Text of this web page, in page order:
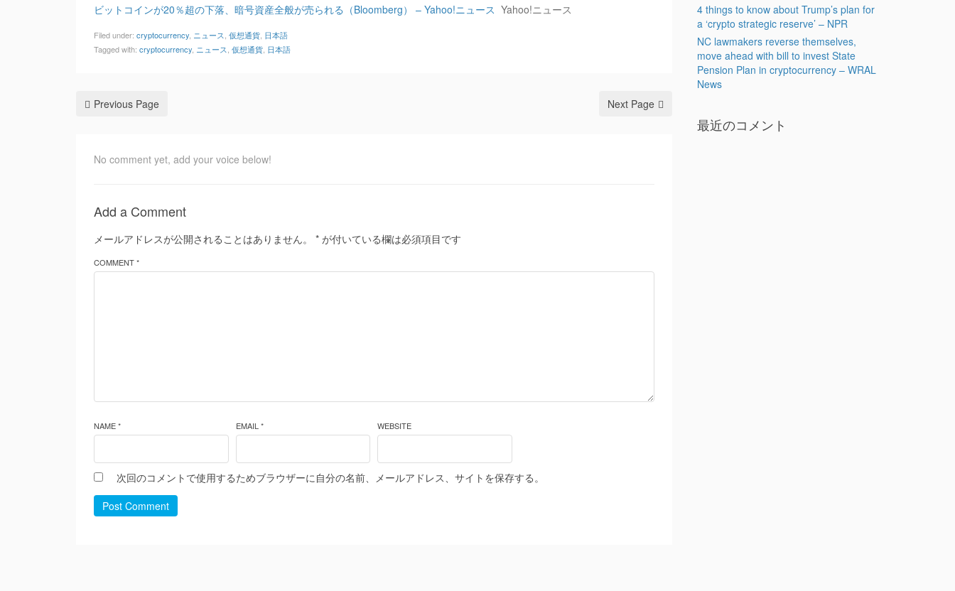
ビットコインが20％超の下落、暗号資産全般が売られる（Bloomberg） – Yahoo!ニュース Yahoo!ニュース
Filed under: cryptocurrency ニュース 仮想通貨 日本語
Tagged with: cryptocurrency ニュース 仮想通貨 日本語
Previous Page Next Page
No comment yet, add your voice below!
Add a Comment
メールアドレスが公開されることはありません。 * が付いている欄は必須項目です
COMMENT *
NAME * EMAIL * WEBSITE
次回のコメントで使用するためブラウザーに自分の名前、メールアドレス、サイトを保存する。
Post Comment
4 things to know about Trump’s plan for
a ‘crypto strategic reserve’ – NPR
NC lawmakers reverse themselves,
move ahead with bill to invest State
Pension Plan in cryptocurrency – WRAL
News
最近のコメント